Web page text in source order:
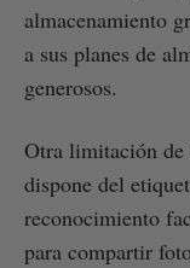
almacenamiento
a sus planes de
generosos.
Otra limitación de
dispone del
reconocimiento
para compartir